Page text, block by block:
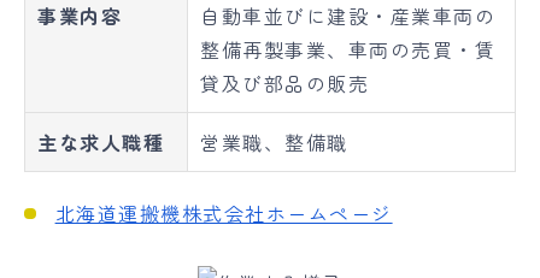
事業内容
自動車並びに建設・産業車両の
整備再製事業、車両の売買・賃
貸及び部品の販売
主な求人職種 営業職、整備職
北海道運搬機株式会社ホームページ